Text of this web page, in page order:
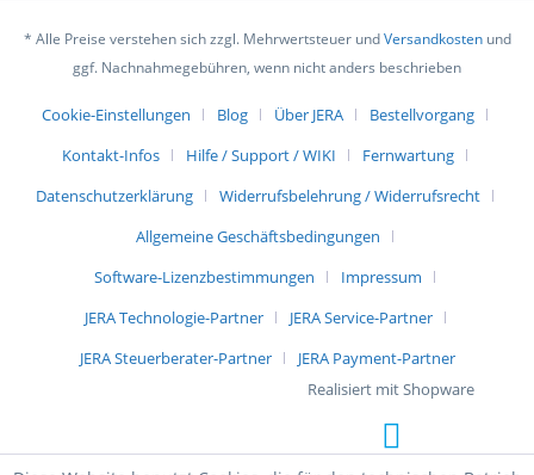
* Alle Preise verstehen sich zzgl. Mehrwertsteuer undVersandkostenund
ggf. Nachnahmegebühren, wenn nicht anders beschrieben
Cookie-Einstellungen Blog Über JERA
Bestellvorgang
Kontakt-Infos
Hilfe / Support / WIKI
Fernwartung
Datenschutzerklärung
Widerrufsbelehrung / Widerrufsrecht
Allgemeine Geschäftsbedingungen
Software-Lizenzbestimmungen
Impressum
JERA Technologie-Partner
JERA Service-Partner
JERA Steuerberater-Partner
JERA Payment-Partner
Realisiert mit Shopware